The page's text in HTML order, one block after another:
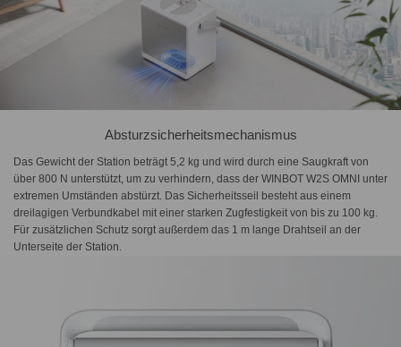
Absturzsicherheitsmechanismus
Das Gewicht der Station beträgt 5,2 kg und wird durch eine Saugkraft von
über 800 N unterstützt, um zu verhindern, dass der WINBOT W2S OMNI unter
extremen Umständen abstürzt. Das Sicherheitsseil besteht aus einem
dreilagigen Verbundkabel mit einer starken Zugfestigkeit von bis zu 100 kg.
Für zusätzlichen Schutz sorgt außerdem das 1 m lange Drahtseil an der
Unterseite der Station.